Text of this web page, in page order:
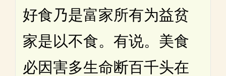
好食乃是富家所有为益贫
家是以不食。有说。美食
必因害多生命断百千头在